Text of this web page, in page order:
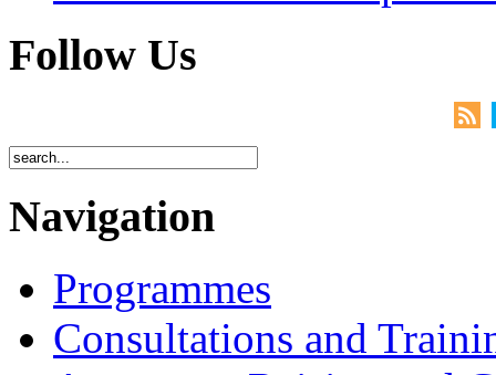
Follow Us
Navigation
Programmes
Consultations and